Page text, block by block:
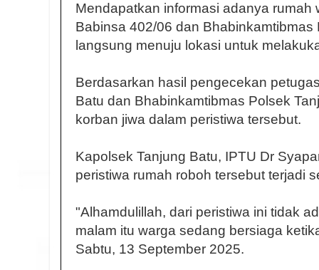
Mendapatkan informasi adanya rumah
Babinsa 402/06 dan Bhabinkamtibmas
langsung menuju lokasi untuk
Berdasarkan hasil pengecekan
Batu dan Bhabinkamtibmas Polsek
korban jiwa dalam peristiwa tersebut.
Kapolsek Tanjung Batu, IPTU Dr
peristiwa rumah roboh tersebut terjadi
"Alhamdulillah, dari peristiwa ini tidak
malam itu warga sedang bersiaga
Sabtu, 13 September 2025.